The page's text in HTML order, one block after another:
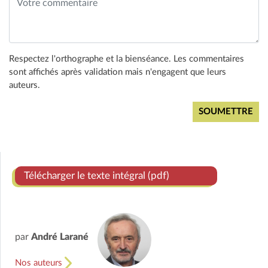
Respectez l'orthographe et la bienséance. Les commentaires
sont affichés après validation mais n'engagent que leurs
auteurs.
Télécharger le texte intégral (pdf)
par André Larané
Nos auteurs